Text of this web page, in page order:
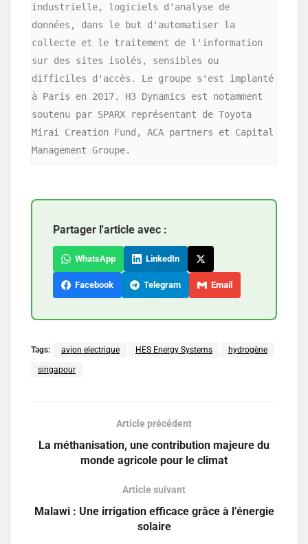
industrielle, logiciels d'analyse de
données, dans le but d'automatiser la
collecte et le traitement de l'information
sur des sites isolés, sensibles ou
difficiles d'accès. Le groupe s'est implanté
à Paris en 2017. H3 Dynamics est notamment
soutenu par SPARX représentant de Toyota
Mirai Creation Fund, ACA partners et Capital
Management Groupe.
Partager l'article avec :
WhatsApp LinkedIn
Facebook Telegram Email
Tags: avion electrique HES Energy Systems hydrogène
singapour
Article précédent
La méthanisation, une contribution majeure du
monde agricole pour le climat
Article suivant
Malawi : Une irrigation efficace grâce à l’énergie
solaire